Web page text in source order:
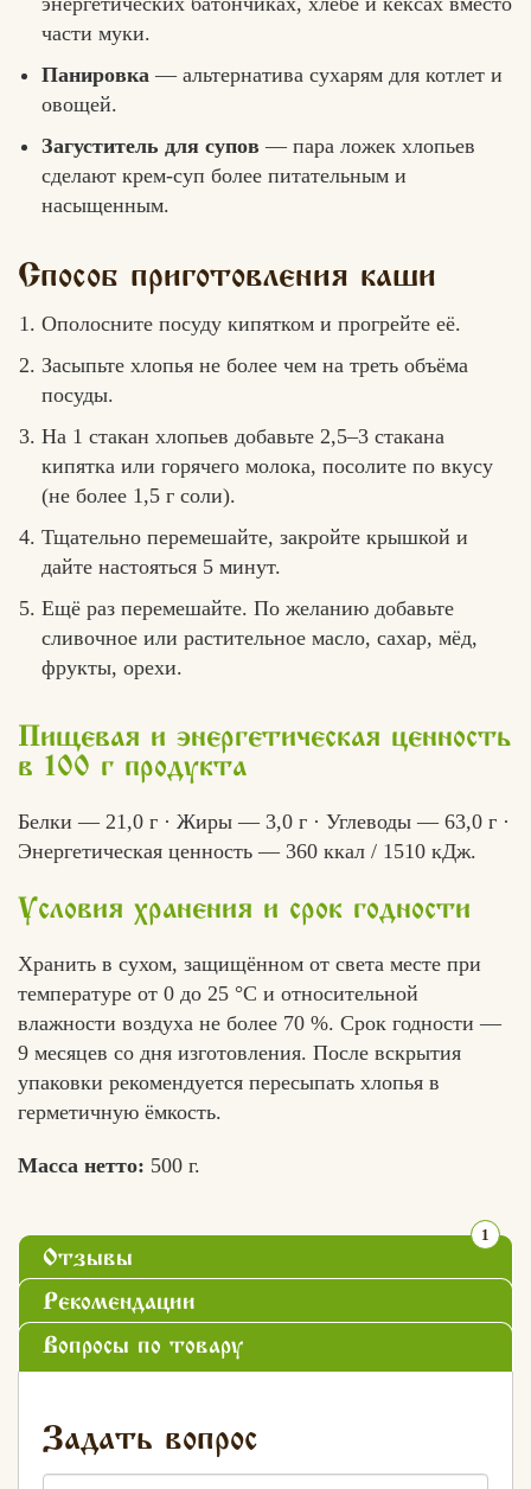
части муки.
Панировка — альтернатива сухарям для котлет и
овощей.
Загуститель для супов — пара ложек хлопьев
сделают крем-суп более питательным и
насыщенным.
Способ приготовления каши
Ополосните посуду кипятком и прогрейте её.
Засыпьте хлопья не более чем на треть объёма
посуды.
На 1 стакан хлопьев добавьте 2,5–3 стакана
кипятка или горячего молока, посолите по вкусу
(не более 1,5 г соли).
Тщательно перемешайте, закройте крышкой и
дайте настояться 5 минут.
Ещё раз перемешайте. По желанию добавьте
сливочное или растительное масло, сахар, мёд,
фрукты, орехи.
Пищевая и энергетическая ценность
в 100 г продукта
Белки — 21,0 г · Жиры — 3,0 г · Углеводы — 63,0 г ·
Энергетическая ценность — 360 ккал / 1510 кДж.
Условия хранения и срок годности
Хранить в сухом, защищённом от света месте при
температуре от 0 до 25 °C и относительной
влажности воздуха не более 70 %. Срок годности —
9 месяцев со дня изготовления. После вскрытия
упаковки рекомендуется пересыпать хлопья в
герметичную ёмкость.
Масса нетто: 500 г.
Отзывы
1
Рекомендации
Вопросы по товару
Задать вопрос